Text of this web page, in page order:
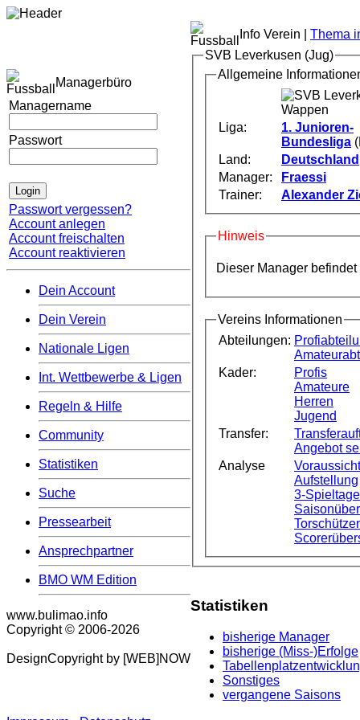
Managerbüro
Managername
Passwort
Passwort vergessen?
Account anlegen
Account freischalten
Account reaktivieren
Dein Account
Dein Verein
Nationale Ligen
Int. Wettbewerbe & Ligen
Regeln & Hilfe
Community
Statistiken
Suche
Pressearbeit
Ansprechpartner
BMO WM Edition
www.bulimao.info
Copyright © 2006-2026
DesignCopyright by [WEB]NOW
Info Verein | Thema
SVB Leverkusen (Jug)
Allgemeine
Liga:
1. Junioren-
Bundesliga
Land:
Deutschland
Manager:
Fraessi
Trainer:
Alexander
Hinweis
Dieser Manager
Vereins Informationen
Abteilungen:
Kader:
Profis
Amateure
Herren
Jugend
Transfer:
Angebot
Analyse
Aufstellung
3-
Statistiken
bisherige Manager
bisherige (Miss-)Erfolge
Sonstiges
vergangene Saisons